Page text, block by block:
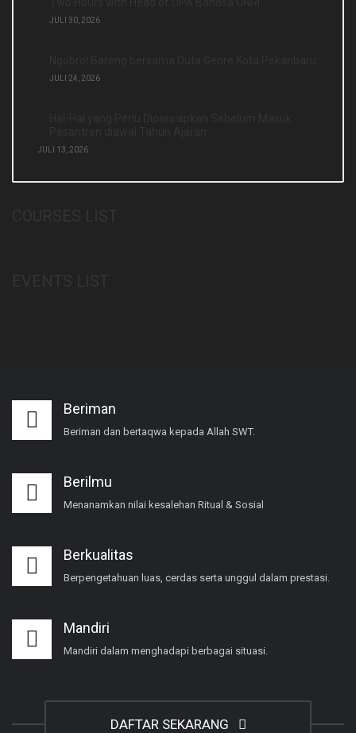
JULI 30, 2026
JULI 24, 2026
JULI 13, 2026
Beriman
Beriman dan bertaqwa kepada Allah SWT.
Berilmu
Menanamkan nilai kesalehan Ritual & Sosial
Berkualitas
Berpengetahuan luas, cerdas serta unggul dalam prestasi.
Mandiri
Mandiri dalam menghadapi berbagai situasi.
DAFTAR SEKARANG